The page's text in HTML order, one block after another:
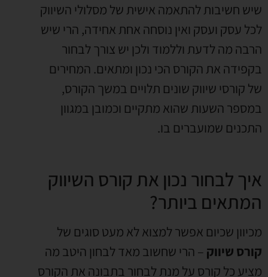
שיש חשיבות להתאמה אישית של מסלולי השיווק
לכל עסק ועסק ואין נוסחה אחת אחידה, הרי שיש
הרבה מה לדעת וללמוד ולכן יש צורך לבחור
בקפידה את הקורס הכי נכון ומתאים. המחירים
של קורסי שיווק שונים תלויים במשך הקורס,
במספר השעות שהוא מתקיים וכמובן במגוון
התכנים שמועברים בו.
איך לבחור נכון את קורס השיווק
המתאים ביותר?
מכיוון שכיום אפשר למצוא לא מעט סוגים של
קורס שיווק – הרי שחשוב מאד לבחון היטב מה
מציע כל קורס על מנת לבחור בתבונה את הקורס